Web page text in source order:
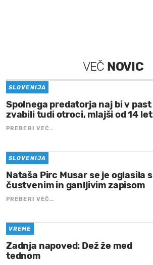
VEČ NOVIC
SLOVENIJA
Spolnega predatorja naj bi v past
zvabili tudi otroci, mlajši od 14 let
PREBERI VEČ…
SLOVENIJA
Nataša Pirc Musar se je oglasila s
čustvenim in ganljivim zapisom
PREBERI VEČ…
VREME
Zadnja napoved: Dež že med
tednom